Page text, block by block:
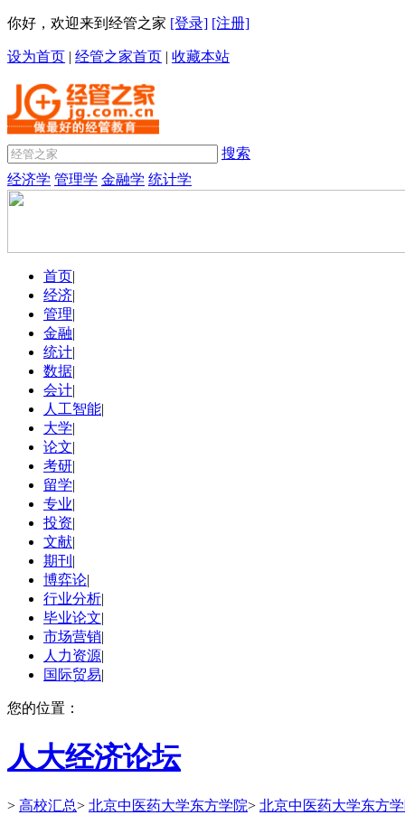
你好，欢迎来到经管之家 [登录] [注册]
设为首页 | 经管之家首页 | 收藏本站
搜索
经济学 管理学 金融学 统计学
首页|
经济|
管理|
金融|
统计|
数据|
会计|
人工智能|
大学|
论文|
考研|
留学|
专业|
投资|
文献|
期刊 |
博弈论|
行业分析|
毕业论文|
市场营销|
人力资源|
国际贸易|
您的位置：
人大经济论坛
> 高校汇总> 北京中医药大学东方学院> 北京中医药大学东方